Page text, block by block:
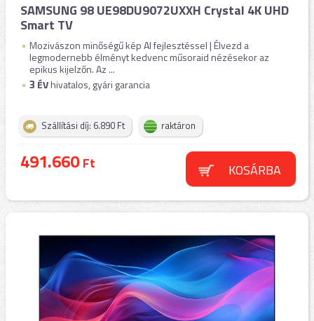
SAMSUNG 98 UE98DU9072UXXH Crystal 4K UHD
Smart TV
Mozivászon minőségű kép AI fejlesztéssel | Élvezd a
legmodernebb élményt kedvenc műsoraid nézésekor az
epikus kijelzőn. Az ...
3 ÉVhivatalos, gyári garancia
Szállítási díj: 6.890 Ft raktáron
491.660Ft KOSÁRBA